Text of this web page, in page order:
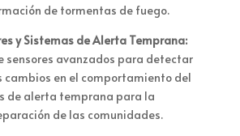
de tormentas de fuego.
y Sistemas de Alerta Temprana:
sensores avanzados para detectar
en el comportamiento del
de alerta temprana para la
de las comunidades.